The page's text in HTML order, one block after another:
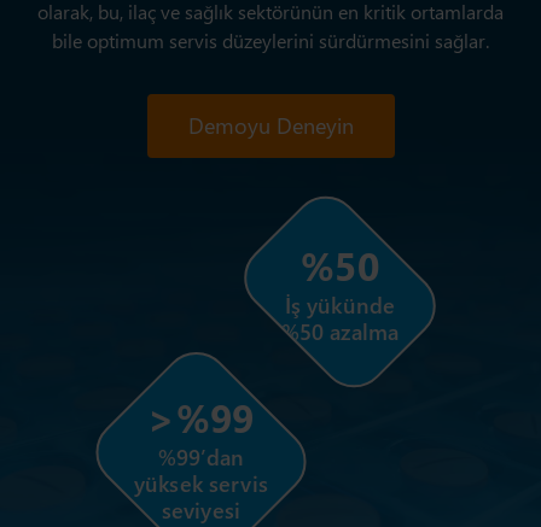
olarak, bu, ilaç ve sağlık sektörünün en kritik ortamlarda
bile optimum servis düzeylerini sürdürmesini sağlar.
Demoyu Deneyin
%50
İş yükünde
%50 azalma
>%99
%99’dan
yüksek servis
seviyesi